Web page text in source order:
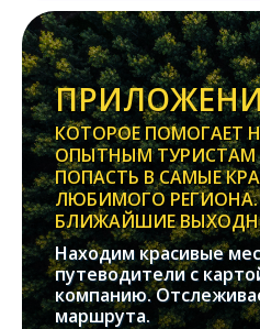
КОТОРОЕ ПОМОГАЕТ
ОПЫТНЫМ ТУРИСТАМ
ПОПАСТЬ В САМЫЕ
ЛЮБИМОГО РЕГИОНА.
БЛИЖАЙШИЕ
Находим красивые
путеводители с
компанию.
маршрута.